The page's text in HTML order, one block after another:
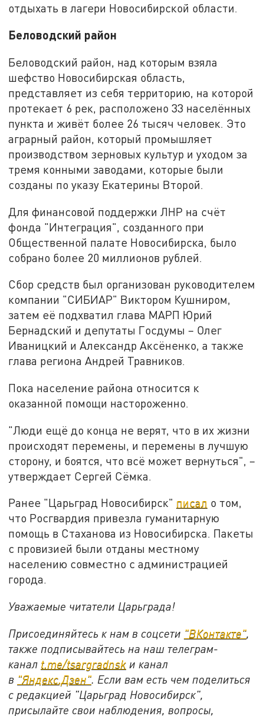
отдыхать в лагери Новосибирской области.
Беловодский район
Беловодский район, над которым взяла
шефство Новосибирская область,
представляет из себя территорию, на которой
протекает 6 рек, расположено 33 населённых
пункта и живёт более 26 тысяч человек. Это
аграрный район, который промышляет
производством зерновых культур и уходом за
тремя конными заводами, которые были
созданы по указу Екатерины Второй.
Для финансовой поддержки ЛНР на счёт
фонда "Интеграция", созданного при
Общественной палате Новосибирска, было
собрано более 20 миллионов рублей.
Сбор средств был организован руководителем
компании "СИБИАР" Виктором Кушниром,
затем её подхватил глава МАРП Юрий
Бернадский и депутаты Госдумы – Олег
Иваницкий и Александр Аксёненко, а также
глава региона Андрей Травников.
Пока население района относится к
оказанной помощи настороженно.
"Люди ещё до конца не верят, что в их жизни
происходят перемены, и перемены в лучшую
сторону, и боятся, что всё может вернуться", –
утверждает Сергей Сёмка.
Ранее "Царьград Новосибирск" писал о том,
что Росгвардия привезла гуманитарную
помощь в Стаханова из Новосибирска. Пакеты
с провизией были отданы местному
населению совместно с администрацией
города.
Уважаемые читатели Царьграда!
Присоединяйтесь к нам в соцсети "ВКонтакте",
также подписывайтесь на наш телеграм-
канал t.me/tsargradnsk и канал
в "Яндекс.Дзен". Если вам есть чем поделиться
с редакцией "Царьград Новосибирск",
присылайте свои наблюдения, вопросы,